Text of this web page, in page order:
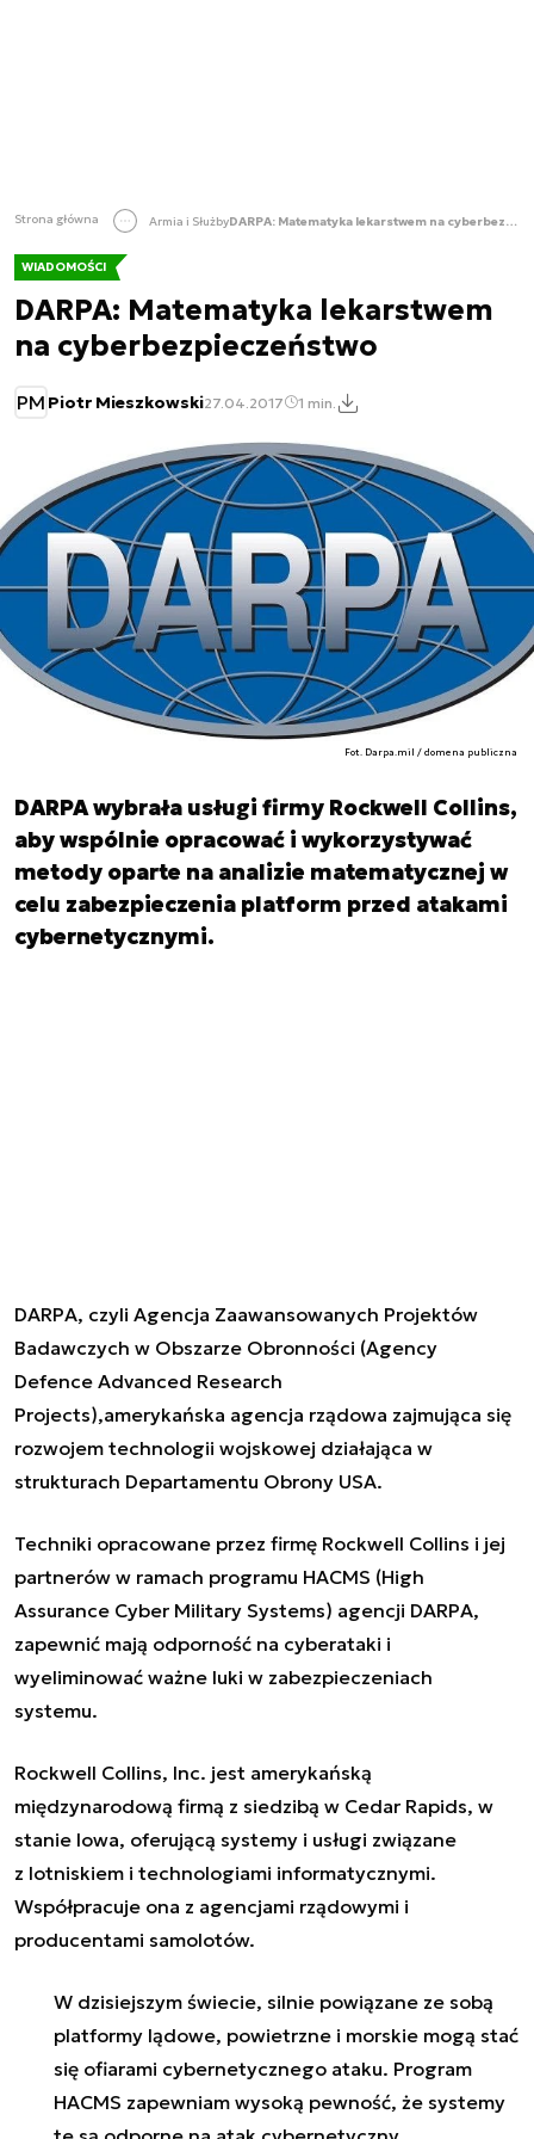
Strona główna Armia i Służby DARPA: Matematyka lekarstwem na cyberbezpieczeństwo
WIADOMOŚCI
DARPA: Matematyka lekarstwem
na cyberbezpieczeństwo
PM Piotr Mieszkowski27.04.2017 1 min.
Fot. Darpa.mil / domena publiczna
DARPA wybrała usługi firmy Rockwell Collins,
aby wspólnie opracować i wykorzystywać
metody oparte na analizie matematycznej w
celu zabezpieczenia platform przed atakami
cybernetycznymi.
DARPA, czyli Agencja Zaawansowanych Projektów
Badawczych w Obszarze Obronności (Agency
Defence Advanced Research
Projects),amerykańska agencja rządowa zajmująca się
rozwojem technologii wojskowej działająca w
strukturach Departamentu Obrony USA.
Techniki opracowane przez firmę Rockwell Collins i jej
partnerów w ramach programu HACMS (High
Assurance Cyber ​​Military Systems) agencji DARPA,
zapewnić mają odporność na cyberataki i
wyeliminować ważne luki w zabezpieczeniach
systemu.
Rockwell Collins, Inc. jest amerykańską
międzynarodową firmą z siedzibą w Cedar Rapids, w
stanie Iowa, oferującą systemy i usługi związane
z lotniskiem i technologiami informatycznymi.
Współpracuje ona z agencjami rządowymi i
producentami samolotów.
W dzisiejszym świecie, silnie powiązane ze sobą
platformy lądowe, powietrzne i morskie mogą stać
się ofiarami cybernetycznego ataku. Program
HACMS zapewniam wysoką pewność, że systemy